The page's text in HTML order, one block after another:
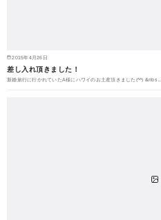
2015年4月26日
差し入れ頂きました！
新婚旅行に行かれていたA様にハワイのお土産頂きました(^^) &nbs…